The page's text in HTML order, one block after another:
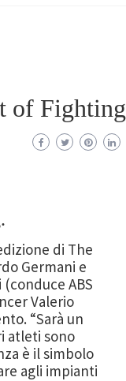
of Fighting
di The
Germani e
ABS
Valerio
“Sarà un
atleti sono
è il simbolo
agli impianti